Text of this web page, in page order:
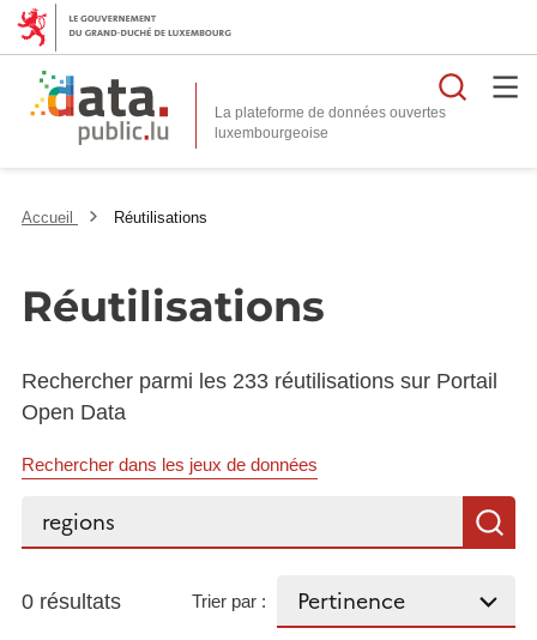
La plateforme de données ouvertes
Accueil Réutilisations
Réutilisations
Rechercher parmi les 233 réutilisations sur Portail
Open Data
Rechercher dans les jeux de données
Rechercher...
0 résultats Trier par :